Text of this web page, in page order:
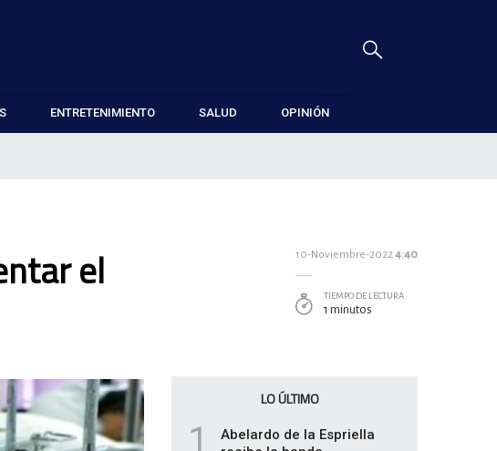
ENTRETENIMIENTO SALUD OPINIÓN
el 10-Noviembre-20224:40
TIEMPO DE LECTURA
1 minutos
LO ÚLTIMO
1
Abelardo de la Espriella